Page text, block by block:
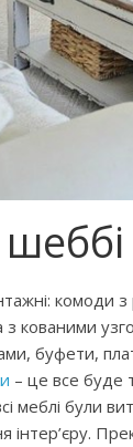
комоди
кованими
буфети,
– це все буде
меблі були
інтер’єру.